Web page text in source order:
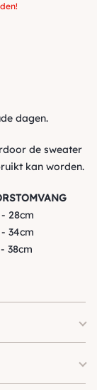
dagen.
de sweater
kan worden.
28cm
34cm
38cm